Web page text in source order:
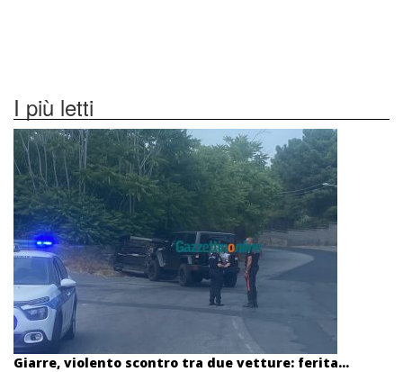
I più letti
Giarre, violento scontro tra due vetture: ferita...